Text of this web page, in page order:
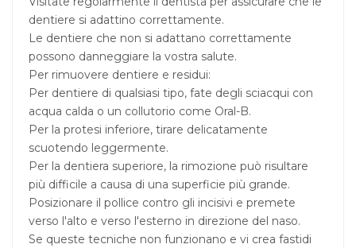
dentiere si adattino correttamente.
Le dentiere che non si adattano correttamente
possono danneggiare la vostra salute.
Per rimuovere dentiere e residui:
Per dentiere di qualsiasi tipo, fate degli sciacqui con
acqua calda o un collutorio come Oral-B.
Per la protesi inferiore, tirare delicatamente
scuotendo leggermente.
Per la dentiera superiore, la rimozione può risultare
più difficile a causa di una superficie più grande.
Posizionare il pollice contro gli incisivi e premete
verso l'alto e verso l'esterno in direzione del naso.
Se queste tecniche non funzionano e vi crea fastidi